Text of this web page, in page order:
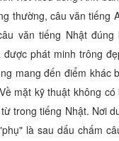
thường, câu văn tiếng
văn tiếng Nhật đúng
được phát minh trông
mang đến điểm khác
mặt kỹ thuật không
trong tiếng Nhật. Nơi
là sau dấu chấm